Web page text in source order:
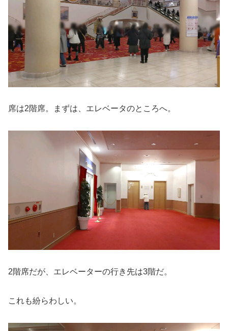
席は2階席。まずは、エレベータのところへ。
2階席だが、エレベーターの行き先は3階だ。
これも紛らわしい。